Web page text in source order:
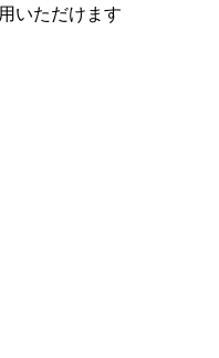
いただけます